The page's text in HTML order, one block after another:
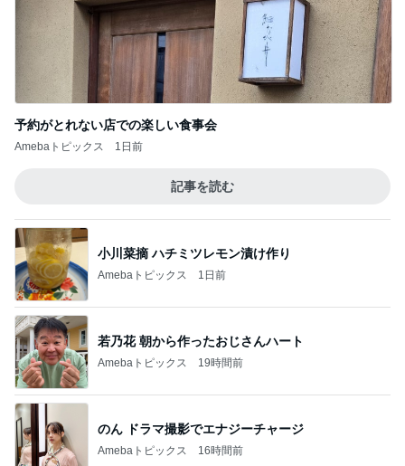
予約がとれない店での楽しい食事会
Amebaトピックス 1日前
記事を読む
小川菜摘 ハチミツレモン漬け作り
Amebaトピックス 1日前
若乃花 朝から作ったおじさんハート
Amebaトピックス 19時間前
のん ドラマ撮影でエナジーチャージ
Amebaトピックス 16時間前